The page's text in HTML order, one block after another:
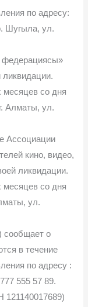
по адресу:
Шугыла, ул.
месяцев со дня
Алматы, ул.
Ассоциации
кино, видео,
ликвидации.
месяцев со дня
ул.
сообщает о
в течение
по адресу :
555 57 89.